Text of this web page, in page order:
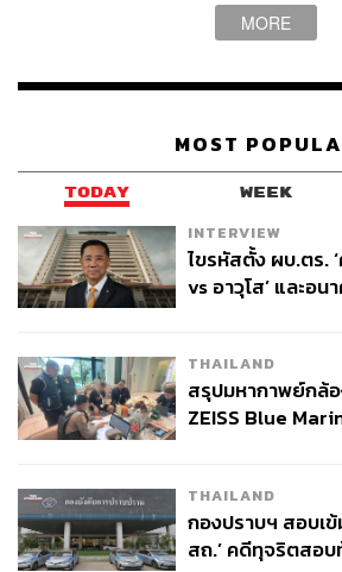
MORE
MOST
TODAY WEEK
INTERVIEW
ไขรหัสตั้ง ผบ.ตร.
vs อาวุโส’ และอ
THAILAND
สรุปมหากาพย์กล้
ZEISS Blue
จ่ายหนี้-แอบระบุแบ
THAILAND
กองปราบฯ สอบเ
สถ.’ คดีทุจริตสอ